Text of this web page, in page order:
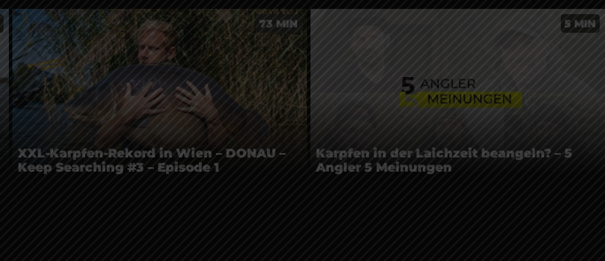
73 MIN
XXL-Karpfen-Rekord in Wien – DONAU –
Keep Searching #3 – Episode 1
5 MIN
Karpfen in der Laichzeit beangeln? – 5
Angler 5 Meinungen